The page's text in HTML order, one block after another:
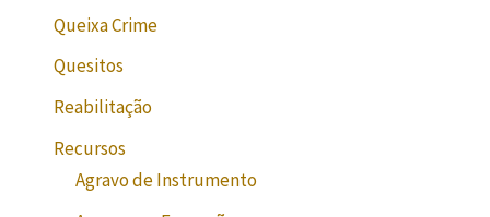
Queixa Crime
Quesitos
Reabilitação
Recursos
Agravo de Instrumento